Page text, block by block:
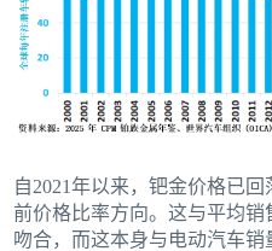
自2021年以来，钯金价格已
前价格比率方向。这与平均
吻合，而这本身与电动汽车